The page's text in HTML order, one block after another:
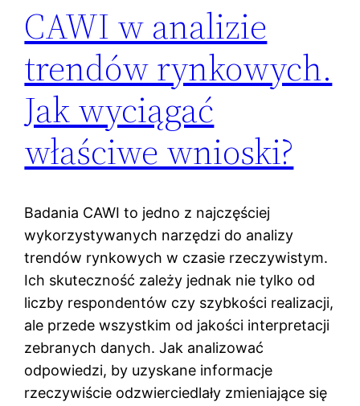
CAWI w analizie
trendów rynkowych.
Jak wyciągać
właściwe wnioski?
Badania CAWI to jedno z najczęściej
wykorzystywanych narzędzi do analizy
trendów rynkowych w czasie rzeczywistym.
Ich skuteczność zależy jednak nie tylko od
liczby respondentów czy szybkości realizacji,
ale przede wszystkim od jakości interpretacji
zebranych danych. Jak analizować
odpowiedzi, by uzyskane informacje
rzeczywiście odzwierciedlały zmieniające się